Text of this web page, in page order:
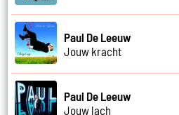
Paul De Leeuw
Jouw kracht
Paul De Leeuw
Jouw lach